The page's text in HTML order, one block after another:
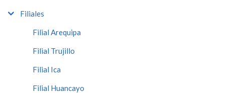
Filiales
Filial Arequipa
Filial Trujillo
Filial Ica
Filial Huancayo